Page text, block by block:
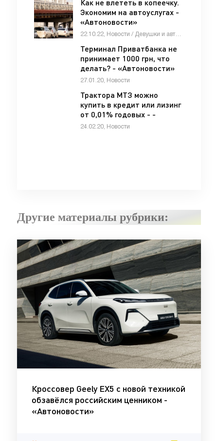
Как не влететь в копеечку.
Экономим на автоуслугах -
«Автоновости»
22.10.22, Новости / Девушки и автомобили / Отзывы автовладельцев / Автомобильные аварии / Видео новости / СТАТЬИ / Каталог авто
Терминал Приватбанка не
принимает 1000 грн, что
делать? - «Автоновости»
27.01.20, Новости
Трактора МТЗ можно
купить в кредит или лизинг
от 0,01% годовых - -
«Автоновости»
24.02.20, Новости
Другие материалы рубрики:
Кроссовер Geely EX5 с новой техникой
обзавёлся российским ценником -
«Автоновости»